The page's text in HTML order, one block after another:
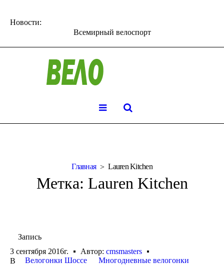
Новости:
Всемирный велоспорт
Главная Lauren Kitchen
Метка: Lauren Kitchen
Запись
3 сентября 2016г.
Автор: cmsmasters
В
Велогонки Шоссе
Многодневные велогонки